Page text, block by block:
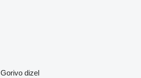
Gorivo dizel